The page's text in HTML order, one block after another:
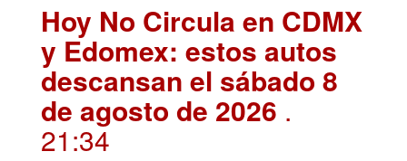
Hoy No Circula en CDMX
y Edomex: estos autos
descansan el sábado 8
de agosto de 2026 .
21:34